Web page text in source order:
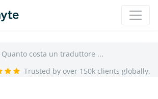
Quanto costa un traduttore ...
Trusted by over 150k clients globally.